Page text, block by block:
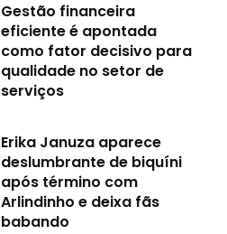
Gestão financeira
eficiente é apontada
como fator decisivo para
qualidade no setor de
serviços
Erika Januza aparece
deslumbrante de biquíni
após término com
Arlindinho e deixa fãs
babando